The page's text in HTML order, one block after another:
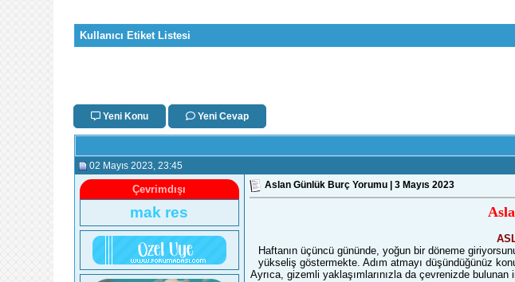
Kullanıcı Etiket Listesi
Yeni Konu Yeni Cevap
02 Mayıs 2023 , 23:45
Çevrimdışı
mak res
Aslan Günlük Burç Yorumu | 3 Mayıs 2023
Haftanın üçüncü gününde, yoğun bir döneme
yükseliş göstermekte. Adım atmayı düşündüğünüz
Ayrıca, gizemli yaklaşımlarınızla da çevrenizde